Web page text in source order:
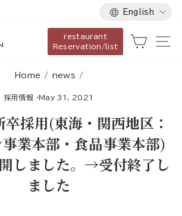
Language
English
restaurant
Reservation/list
Cart
Home / news /
採用情報 ·May 31, 2021
採用(東海・関西地区：
業本部・食品事業本部)
しました。→受付終了し
ました